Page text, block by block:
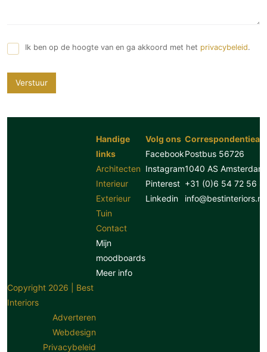
Wijnkelder en wijnkasten
Ik ben op de hoogte van en ga akkoord met het privacybeleid.
Verstuur
Handige
links
Architecten
Interieur
Exterieur
Tuin
Contact
Mijn
moodboards
Meer info
Volg ons
Facebook
Instagram
Pinterest
Linkedin
Postbus 56726
1040 AS Amsterdam
+31 (0)6 54 72 56
info@bestinteriors.nl
Copyright 2026 | Best
Interiors
Adverteren
Webdesign
Privacybeleid